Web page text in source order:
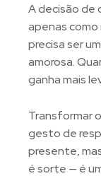
A decisão de
apenas como
precisa ser
amorosa.
ganha mais
Transformar
gesto de
presente,
é sorte — é